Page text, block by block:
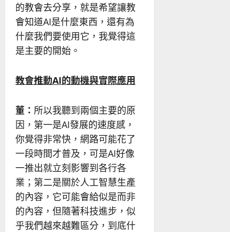
的教會去分享，就是希望讓教
會知道AI是什麼東西，還有為
什麼我們要使用它，我覺得這
是主要的開始。
教會推動AI的動機與實際應用
董： 所以我聽到兩個主要的原
因，第一是AI發展的速度感，
你覺得非常快，網路可能花了
一段時間才普及，可是AI好像
一推出就立刻影響到各行各
業；第二是關於人工智慧生產
的內容，它可能會給似是而非
的內容，但隨著科技進步，似
乎我們越來越難區分，到底什